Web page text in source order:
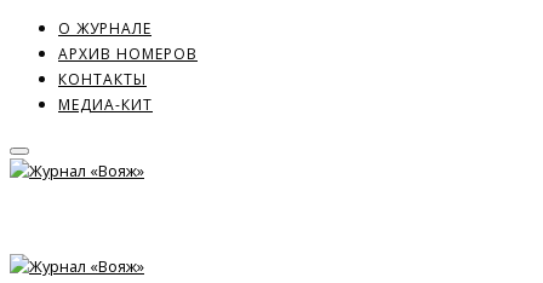
О ЖУРНАЛЕ
АРХИВ НОМЕРОВ
КОНТАКТЫ
МЕДИА-КИТ